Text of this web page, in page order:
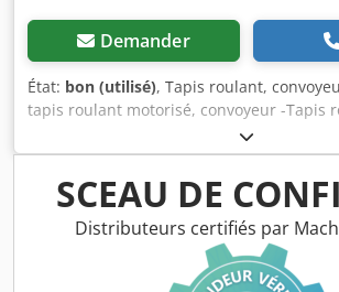
Demander
État: bon (utilisé), Tapis roulant,
tapis roulant motorisé, convoyeur -Tapis
Dkjdpozq Aa Sofx Anlsr -Moteur
Himmel 0,37 kW avec réducteur -Vitesse :
m/min -Largeur des rouleaux : 140 mm -
rouleaux : 50 mm -Espacement entre les
Longueur de convoyage : environ 4400
réglable en hauteur -Dimensions : 4480/
SCEAU DE
Distributeurs certifiés par